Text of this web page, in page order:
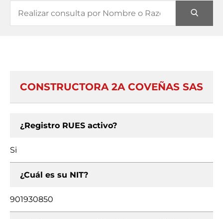
CONSTRUCTORA 2A COVEÑAS SAS
¿Registro RUES activo?
Si
¿Cuál es su NIT?
901930850